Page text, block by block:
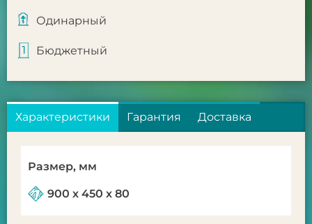
Одинарный
Бюджетный
Характеристики Гарантия Доставка
Размер, мм
900 х 450 х 80